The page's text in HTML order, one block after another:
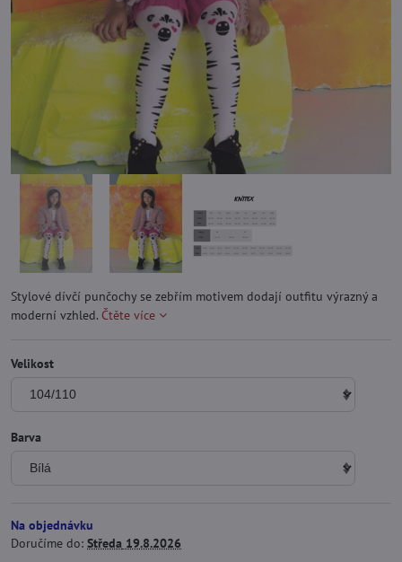
Stylové dívčí punčochy se zebřím motivem dodají outfitu výrazný a
moderní vzhled. Čtěte více
Velikost
Barva
Na objednávku
Doručíme do: Středa 19.8.2026